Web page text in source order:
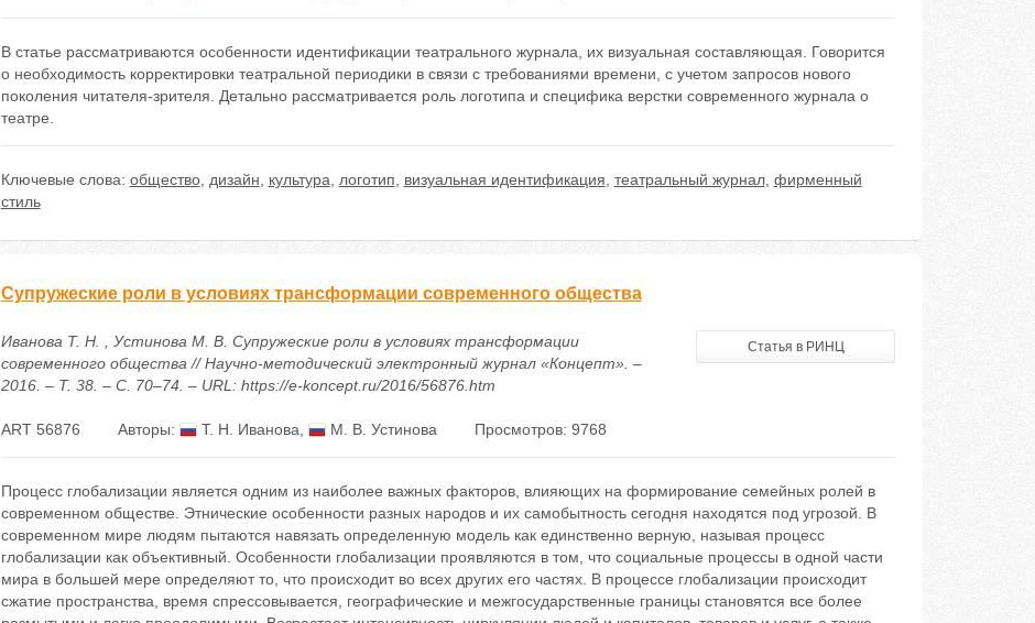
В статье рассматриваются особенности идентификации театрального журнала, их визуальная составляющая. Говорится
о необходимость корректировки театральной периодики в связи с требованиями времени, с учетом запросов нового
поколения читателя-зрителя. Детально рассматривается роль логотипа и специфика верстки современного журнала о
театре.
Ключевые слова: общество, дизайн культура логотип визуальная идентификация театральный журнал, фирменный
стиль
Супружеские роли в условиях трансформации современного общества
Иванова Т. Н. , Устинова М. В. Супружеские роли в условиях трансформации
современного общества // Научно-методический электронный журнал «Концепт». –
2016. – Т. 38. – С. 70–74. – URL: https://e-koncept.ru/2016/56876.htm
Статья в РИНЦ
ART 56876 Авторы: Т. Н. Иванова М. В. Устинова Просмотров: 9768
Процесс глобализации является одним из наиболее важных факторов, влияющих на формирование семейных ролей в
современном обществе. Этнические особенности разных народов и их самобытность сегодня находятся под угрозой. В
современном мире людям пытаются навязать определенную модель как единственно верную, называя процесс
глобализации как объективный. Особенности глобализации проявляются в том, что социальные процессы в одной части
мира в большей мере определяют то, что происходит во всех других его частях. В процессе глобализации происходит
сжатие пространства, время спрессовывается, географические и межгосударственные границы становятся все более